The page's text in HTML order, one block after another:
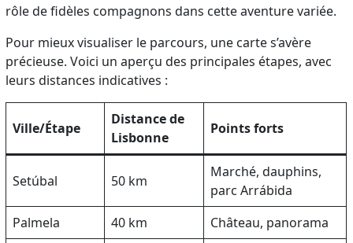
rôle de fidèles compagnons dans cette aventure variée.
Pour mieux visualiser le parcours, une carte s’avère
précieuse. Voici un aperçu des principales étapes, avec
leurs distances indicatives :
Ville/Étape
Distance de
Lisbonne
Points forts
Setúbal 50 km
Marché, dauphins,
parc Arrábida
Palmela
40 km Château, panorama